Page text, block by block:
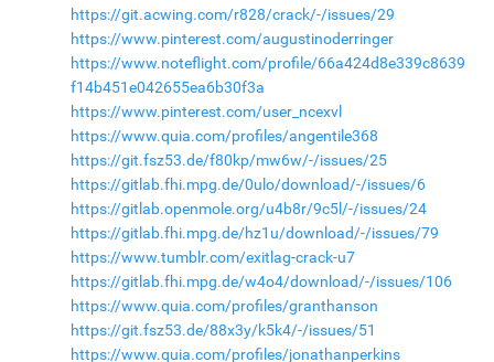
https://git.acwing.com/r828/crack/-/issues/29
https://www.pinterest.com/augustinoderringer
https://www.noteflight.com/profile/66a424d8e339c8639
f14b451e042655ea6b30f3a
https://www.pinterest.com/user_ncexvl
https://www.quia.com/profiles/angentile368
https://git.fsz53.de/f80kp/mw6w/-/issues/25
https://gitlab.fhi.mpg.de/0ulo/download/-/issues/6
https://gitlab.openmole.org/u4b8r/9c5l/-/issues/24
https://gitlab.fhi.mpg.de/hz1u/download/-/issues/79
https://www.tumblr.com/exitlag-crack-u7
https://gitlab.fhi.mpg.de/w4o4/download/-/issues/106
https://www.quia.com/profiles/granthanson
https://git.fsz53.de/88x3y/k5k4/-/issues/51
https://www.quia.com/profiles/jonathanperkins